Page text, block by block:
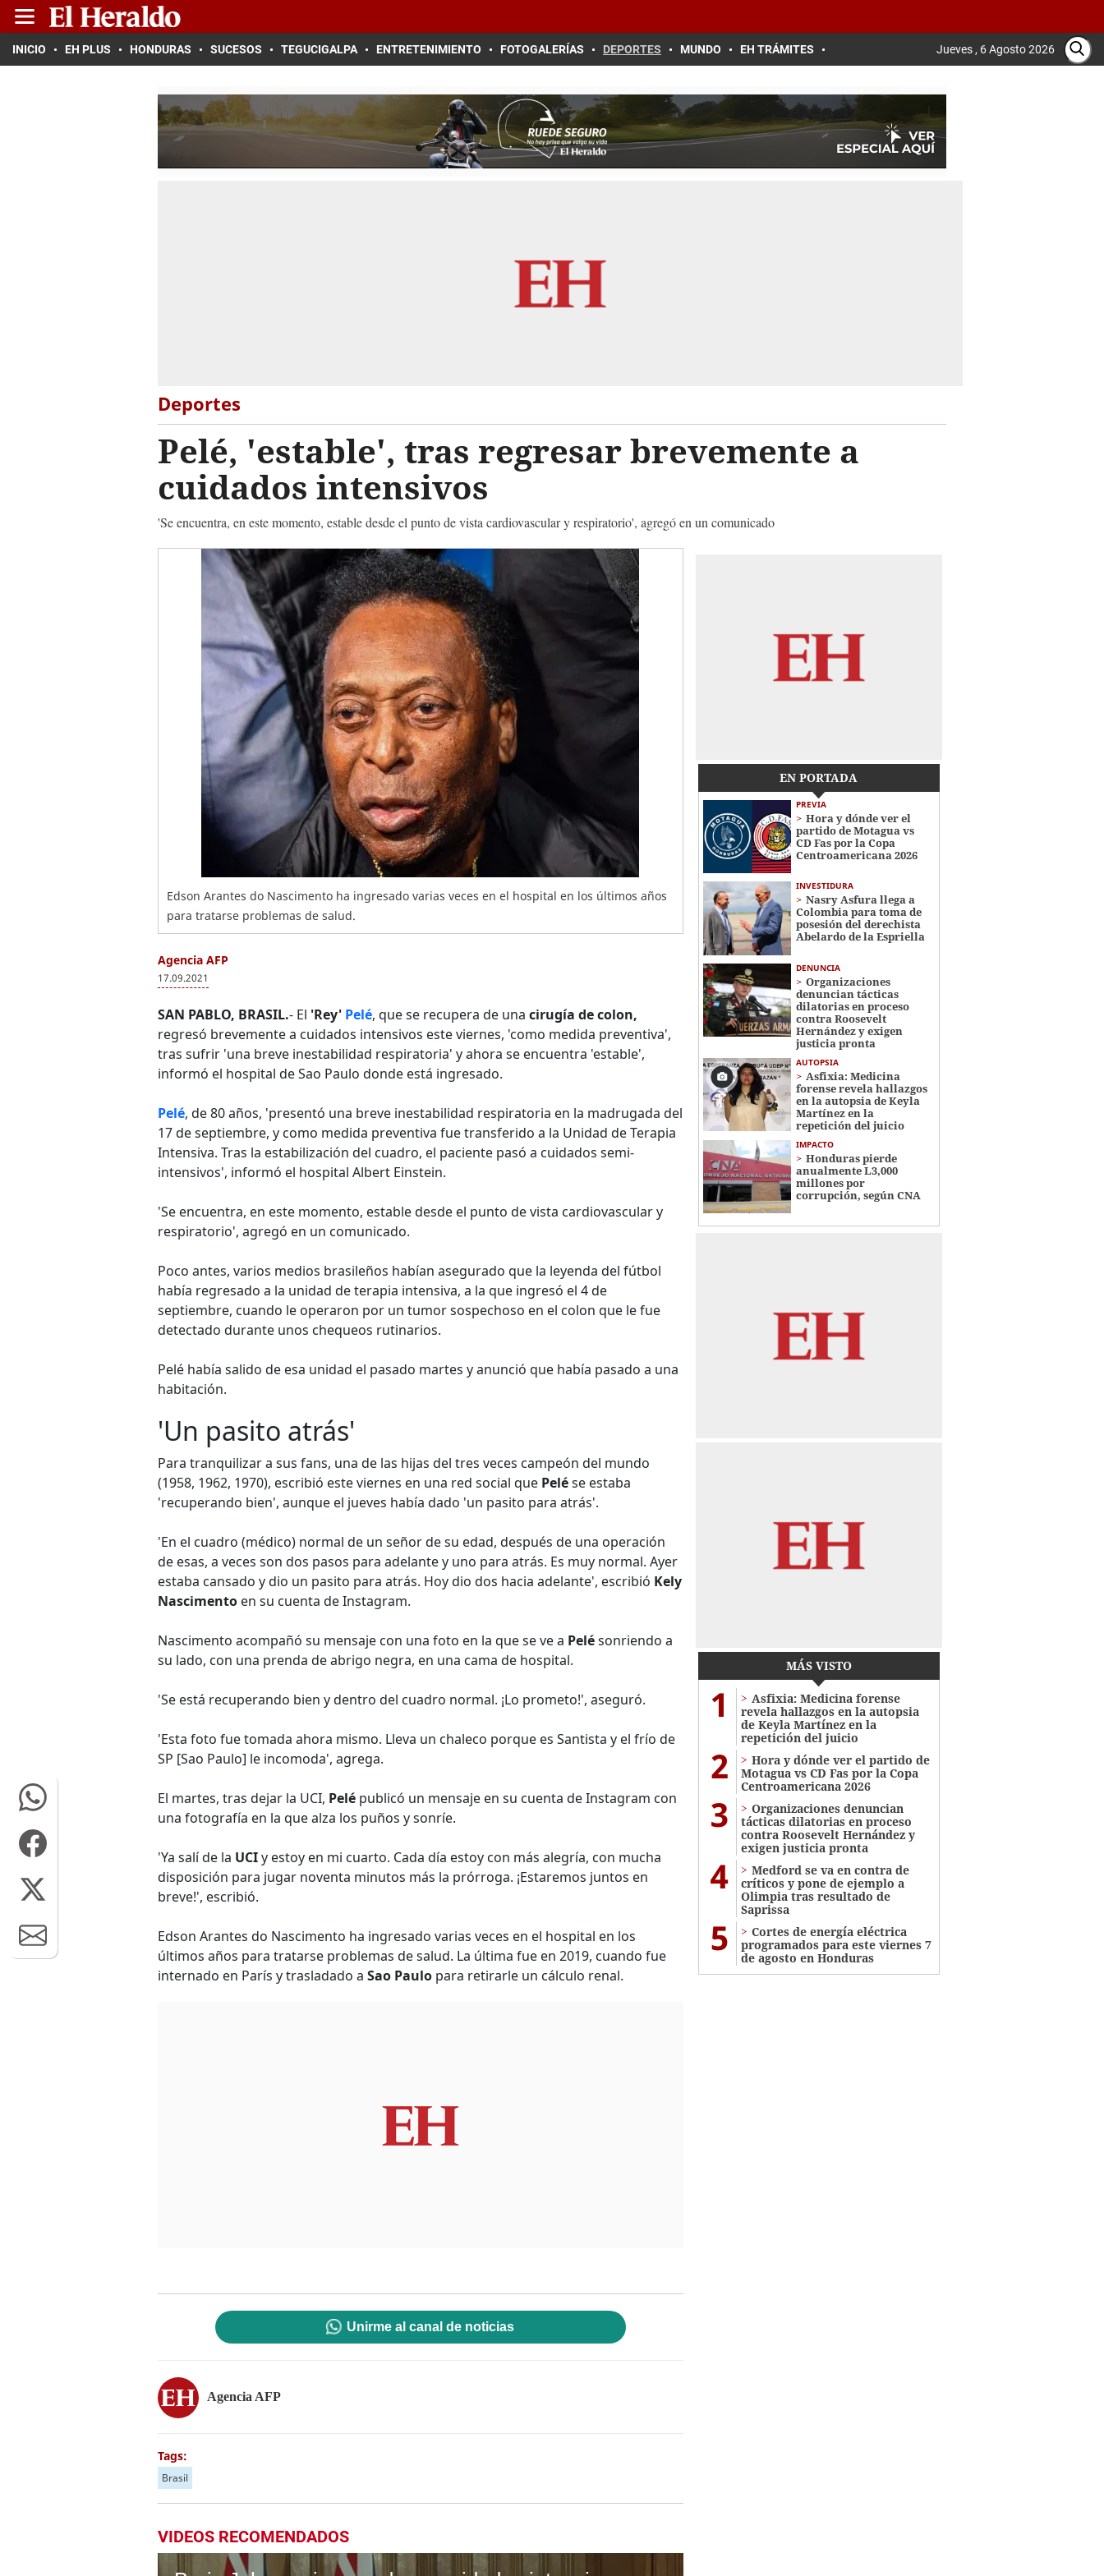
INICIO EH PLUS HONDURAS SUCESOS TEGUCIGALPA ENTRETENIMIENTO FOTOGALERÍAS DEPORTES MUNDO EH TRÁMITES Jueves , 6 Agosto 2026
Deportes
Pelé, 'estable', tras regresar brevemente a
cuidados intensivos
'Se encuentra, en este momento, estable desde el punto de vista cardiovascular y respiratorio', agregó en un comunicado
Edson Arantes do Nascimento ha ingresado varias veces en el hospital en los últimos años
para tratarse problemas de salud.
Agencia AFP
17.09.2021
SAN PABLO, BRASIL.- El 'Rey' Pelé, que se recupera de una cirugía de colon,
regresó brevemente a cuidados intensivos este viernes, 'como medida preventiva',
tras sufrir 'una breve inestabilidad respiratoria' y ahora se encuentra 'estable',
informó el hospital de Sao Paulo donde está ingresado.
Pelé, de 80 años, 'presentó una breve inestabilidad respiratoria en la madrugada del
17 de septiembre, y como medida preventiva fue transferido a la Unidad de Terapia
Intensiva. Tras la estabilización del cuadro, el paciente pasó a cuidados semi-
intensivos', informó el hospital Albert Einstein.
'Se encuentra, en este momento, estable desde el punto de vista cardiovascular y
respiratorio', agregó en un comunicado.
Poco antes, varios medios brasileños habían asegurado que la leyenda del fútbol
había regresado a la unidad de terapia intensiva, a la que ingresó el 4 de
septiembre, cuando le operaron por un tumor sospechoso en el colon que le fue
detectado durante unos chequeos rutinarios.
Pelé había salido de esa unidad el pasado martes y anunció que había pasado a una
habitación.
'Un pasito atrás'
Para tranquilizar a sus fans, una de las hijas del tres veces campeón del mundo
(1958, 1962, 1970), escribió este viernes en una red social que Pelése estaba
'recuperando bien', aunque el jueves había dado 'un pasito para atrás'.
'En el cuadro (médico) normal de un señor de su edad, después de una operación
de esas, a veces son dos pasos para adelante y uno para atrás. Es muy normal. Ayer
estaba cansado y dio un pasito para atrás. Hoy dio dos hacia adelante', escribió Kely
Nascimento en su cuenta de Instagram.
Nascimento acompañó su mensaje con una foto en la que se ve a Pelésonriendo a
su lado, con una prenda de abrigo negra, en una cama de hospital.
'Se está recuperando bien y dentro del cuadro normal. ¡Lo prometo!', aseguró.
'Esta foto fue tomada ahora mismo. Lleva un chaleco porque es Santista y el frío de
SP [Sao Paulo] le incomoda', agrega.
El martes, tras dejar la UCI, Pelé publicó un mensaje en su cuenta de Instagram con
una fotografía en la que alza los puños y sonríe.
'Ya salí de la UCIy estoy en mi cuarto. Cada día estoy con más alegría, con mucha
disposición para jugar noventa minutos más la prórroga. ¡Estaremos juntos en
breve!', escribió.
Edson Arantes do Nascimento ha ingresado varias veces en el hospital en los
últimos años para tratarse problemas de salud. La última fue en 2019, cuando fue
internado en París y trasladado a Sao Paulo para retirarle un cálculo renal.
Unirme al canal de noticias
Agencia AFP
Tags:
Brasil
VIDEOS RECOMENDADOS
EN PORTADA
PREVIA
Hora y dónde ver el
partido de Motagua vs
CD Fas por la Copa
Centroamericana 2026
INVESTIDURA
Nasry Asfura llega a
Colombia para toma de
posesión del derechista
Abelardo de la Espriella
DENUNCIA
Organizaciones
denuncian tácticas
dilatorias en proceso
contra Roosevelt
Hernández y exigen
justicia pronta
AUTOPSIA
Asfixia: Medicina
forense revela hallazgos
en la autopsia de Keyla
Martínez en la
repetición del juicio
IMPACTO
Honduras pierde
anualmente L3,000
millones por
corrupción, según CNA
MÁS VISTO
1
Asfixia: Medicina forense
revela hallazgos en la autopsia
de Keyla Martínez en la
repetición del juicio
2
Hora y dónde ver el partido de
Motagua vs CD Fas por la Copa
Centroamericana 2026
3
Organizaciones denuncian
tácticas dilatorias en proceso
contra Roosevelt Hernández y
exigen justicia pronta
4
Medford se va en contra de
críticos y pone de ejemplo a
Olimpia tras resultado de
Saprissa
5
Cortes de energía eléctrica
programados para este viernes 7
de agosto en Honduras